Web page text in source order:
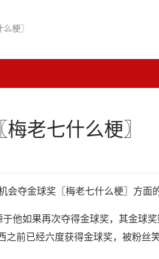
梗〗
老七什么梗〗
夺金球奖〖梅老七什么梗〗方面
他如果再次夺得金球奖，其金球
前已经六度获得金球奖，被粉丝笑